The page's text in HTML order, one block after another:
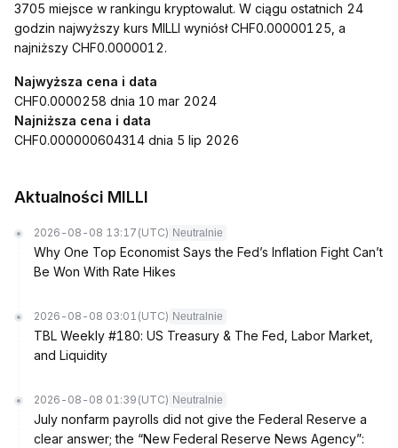
3705 miejsce w rankingu kryptowalut. W ciągu ostatnich 24
godzin najwyższy kurs MILLI wyniósł CHF0.00000125, a
najniższy CHF0.0000012.
Najwyższa cena i data
CHF0.0000258 dnia 10 mar 2024
Najniższa cena i data
CHF0.000000604314 dnia 5 lip 2026
Aktualności MILLI
2026-08-08 13:17 (UTC) Neutralnie
Why One Top Economist Says the Fed’s Inflation Fight Can’t
Be Won With Rate Hikes
2026-08-08 03:01 (UTC) Neutralnie
TBL Weekly #180: US Treasury & The Fed, Labor Market,
and Liquidity
2026-08-08 01:39 (UTC) Neutralnie
July nonfarm payrolls did not give the Federal Reserve a
clear answer; the “New Federal Reserve News Agency”: